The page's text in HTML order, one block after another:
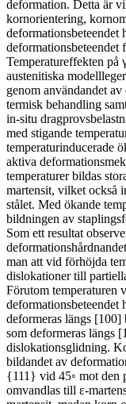
deformation. Detta är
kornorientering,
deformationsbeteendet
Temperatureffekten på
austenitiska
genom användandet
termisk behandling
in-situ
med stigande
temperaturinducerade
aktiva
temperaturer bildas
martensit, vilket också
stålet. Med ökande
bildningen av
Som ett resultat
man att vid förhöjda
dislokationer till
Förutom temperaturen
deformationsbeteendet
deformeras längs [100]
som deformeras längs
dislokationsglidning.
bildandet av
{111} vid 45◦ mot den
omvandlas till ε-